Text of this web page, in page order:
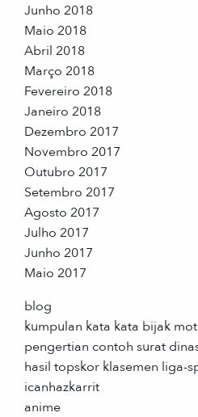
Junho 2018
Maio 2018
Abril 2018
Março 2018
Fevereiro 2018
Janeiro 2018
Dezembro 2017
Novembro 2017
Outubro 2017
Setembro 2017
Agosto 2017
Julho 2017
Junho 2017
Maio 2017
blog
kumpulan kata kata bijak
pengertian contoh surat
hasil topskor klasemen liga-
icanhazkarrit
anime